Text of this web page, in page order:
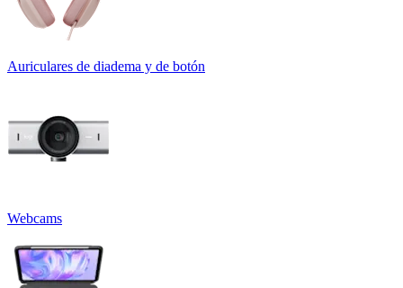
Auriculares de diadema y de botón
Webcams